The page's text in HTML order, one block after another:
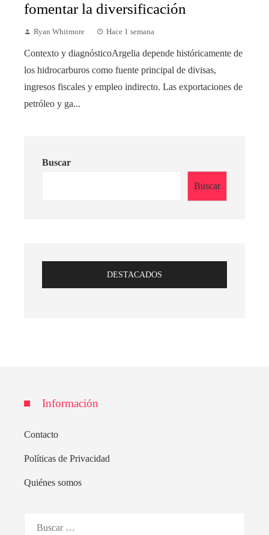
fomentar la diversificación
Ryan Whitmore Hace 1 semana
Contexto y diagnósticoArgelia depende históricamente de
los hidrocarburos como fuente principal de divisas,
ingresos fiscales y empleo indirecto. Las exportaciones de
petróleo y ga...
Buscar
Buscar
DESTACADOS
Información
Contacto
Políticas de Privacidad
Quiénes somos